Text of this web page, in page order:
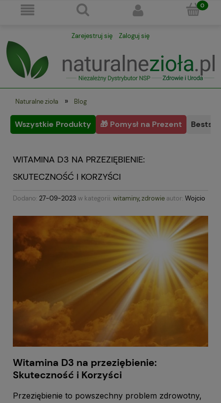
Zarejestruj się Zaloguj się
Naturalne zioła » Blog
Wszystkie Produkty 🎁 Pomysł na Prezent
WITAMINA D3 NA PRZEZIĘBIENIE:
SKUTECZNOŚĆ I KORZYŚCI
Dodano: 27-09-2023 w kategorii: witaminy,zdrowie autor: Wojcio
Witamina D3 na przeziębienie:
Skuteczność i Korzyści
Przeziębienie to powszechny problem zdrowotny,